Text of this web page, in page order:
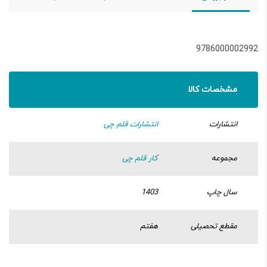
9786000002992
مشخصات کالا
انتشارات انتشارات قلم چی
مجموعه کار قلم چی
سال چاپ 1403
مقطع تحصیلی هفتم